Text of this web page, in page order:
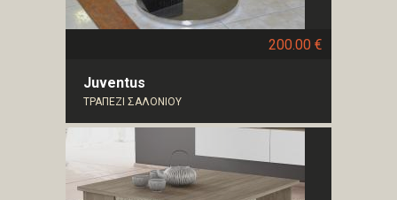
200.00 €
Juventus
ΤΡΑΠΕΖΙ ΣΑΛΟΝΙΟΥ